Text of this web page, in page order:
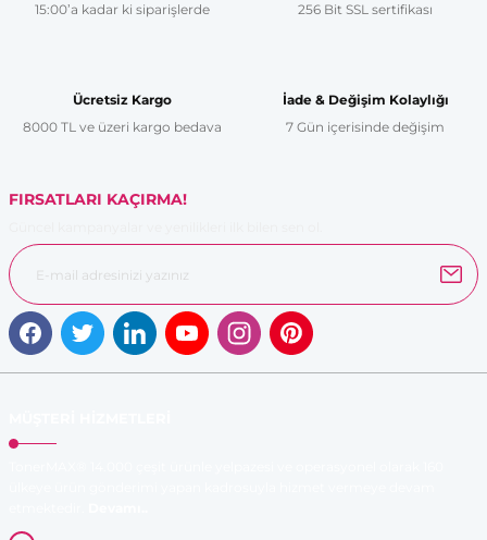
Ürün resmi kalitesiz, bozuk veya görüntülenemiyor.
Ürün fiyatı diğer sitelerden daha pahalı.
15:00’a kadar ki siparişlerde
256 Bit SSL sertifikası
Ücretsiz Kargo
8000 TL ve üzeri kargo bedava
İade & Değişim Kolaylığı
7 Gün içerisinde değişim
FIRSATLARI KAÇIRMA!